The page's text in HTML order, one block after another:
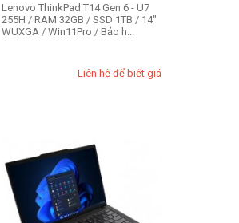
Lenovo ThinkPad T14 Gen 6 - U7
255H / RAM 32GB / SSD 1TB / 14"
WUXGA / Win11Pro / Bảo h...
Liên hệ để biết giá